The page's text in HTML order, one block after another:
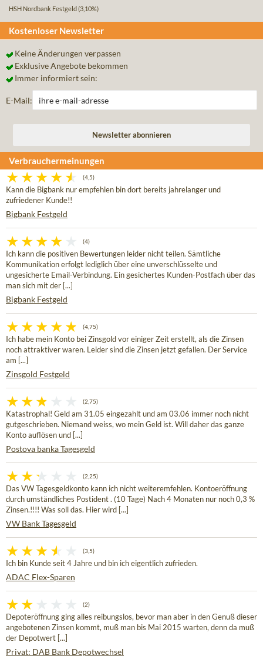
HSH Nordbank Festgeld (3,10%)
Kostenloser Newsletter
Keine Änderungen verpassen
Exklusive Angebote bekommen
Immer informiert sein:
E-Mail:
Verbrauchermeinungen
(4,5)
Kann die Bigbank nur empfehlen bin dort bereits jahrelanger und
zufriedener Kunde!!
Bigbank Festgeld
(4)
Ich kann die positiven Bewertungen leider nicht teilen. Sämtliche
Kommunikation erfolgt lediglich über eine unverschlüsselte und
ungesicherte Email-Verbindung. Ein gesichertes Kunden-Postfach über das
man sich mit der [...]
Bigbank Festgeld
(4,75)
Ich habe mein Konto bei Zinsgold vor einiger Zeit erstellt, als die Zinsen
noch attraktiver waren. Leider sind die Zinsen jetzt gefallen. Der Service
am [...]
Zinsgold Festgeld
(2,75)
Katastrophal! Geld am 31.05 eingezahlt und am 03.06 immer noch nicht
gutgeschrieben. Niemand weiss, wo mein Geld ist. Will daher das ganze
Konto auflösen und [...]
Postova banka Tagesgeld
(2,25)
Das VW Tagesgeldkonto kann ich nicht weiteremfehlen. Kontoeröffnung
durch umständliches Postident . (10 Tage) Nach 4 Monaten nur noch 0,3 %
Zinsen.!!!! Was soll das. Hier wird [...]
VW Bank Tagesgeld
(3,5)
Ich bin Kunde seit 4 Jahre und bin ich eigentlich zufrieden.
ADAC Flex-Sparen
(2)
Depoteröffnung ging alles reibungslos, bevor man aber in den Genuß dieser
angebotenen Zinsen kommt, muß man bis Mai 2015 warten, denn da muß
der Depotwert [...]
Privat: DAB Bank Depotwechsel